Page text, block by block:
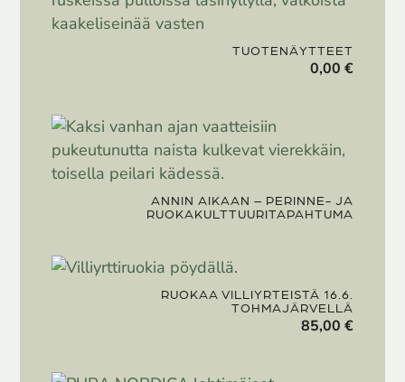
TUOTENÄYTTEET
0,00 €
ANNIN AIKAAN – PERINNE- JA
RUOKAKULTTUURITAPAHTUMA
RUOKAA VILLIYRTEISTÄ 16.6.
TOHMAJÄRVELLÄ
85,00 €